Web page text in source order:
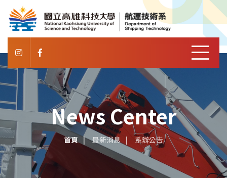
News Center
首頁 最新消息 系辦公告